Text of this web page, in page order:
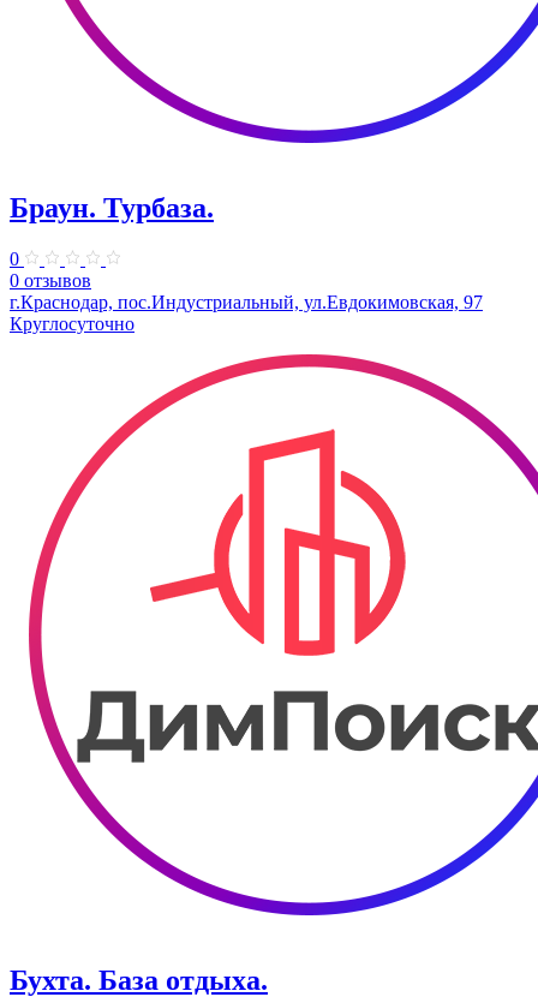
Браун. ​Турбаза.
0
0 отзывов
г.Краснодар, пос.Индустриальный, ул.Евдокимовская, 97
Круглосуточно
Бухта. База отдыха.